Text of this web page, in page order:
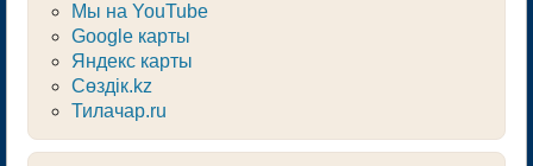
Мы на YouTube
Google карты
Яндекс карты
Сөздік.kz
Тилачар.ru